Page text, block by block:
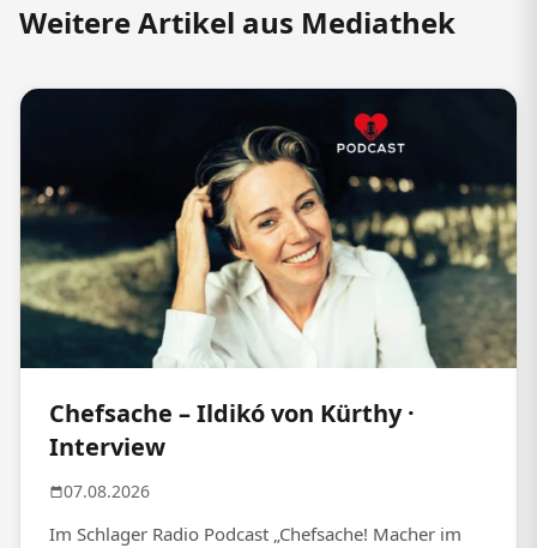
Weitere Artikel aus Mediathek
Chefsache – Ildikó von Kürthy ·
Interview
07.08.2026
Im Schlager Radio Podcast „Chefsache! Macher im